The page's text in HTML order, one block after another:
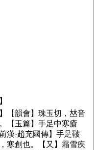
【韻會】 珠玉切 ，𠀤音
【玉篇】 手足中寒瘡
前漢·趙充國傳】 手足皸
寒創也。 【又】 霜雪疾